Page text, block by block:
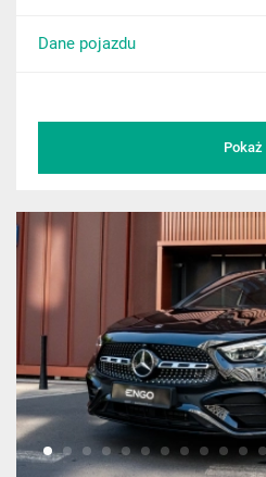
Dane pojazdu
Pokaż